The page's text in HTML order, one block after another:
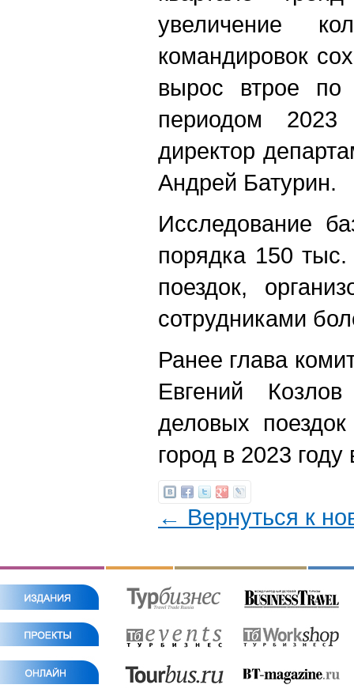
увеличение
командировок
вырос втрое
периодом
директор
Андрей Батурин.
Исследование
порядка 150
поездок,
сотрудниками
Ранее глава
Евгений
деловых
город в 2023
← Вернуться к